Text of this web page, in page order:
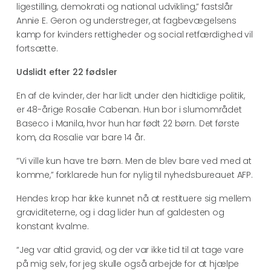
ligestilling, demokrati og national udvikling,” fastslår
Annie E. Geron og understreger, at fagbevægelsens
kamp for kvinders rettigheder og social retfærdighed vil
fortsætte.
Udslidt efter 22 fødsler
En af de kvinder, der har lidt under den hidtidige politik,
er 48-årige Rosalie Cabenan. Hun bor i slumområdet
Baseco i Manila, hvor hun har født 22 børn. Det første
kom, da Rosalie var bare 14 år.
”Vi ville kun have tre børn. Men de blev bare ved med at
komme,” forklarede hun for nylig til nyhedsbureauet AFP.
Hendes krop har ikke kunnet nå at restituere sig mellem
graviditeterne, og i dag lider hun af galdesten og
konstant kvalme.
“Jeg var altid gravid, og der var ikke tid til at tage vare
på mig selv, for jeg skulle også arbejde for at hjælpe